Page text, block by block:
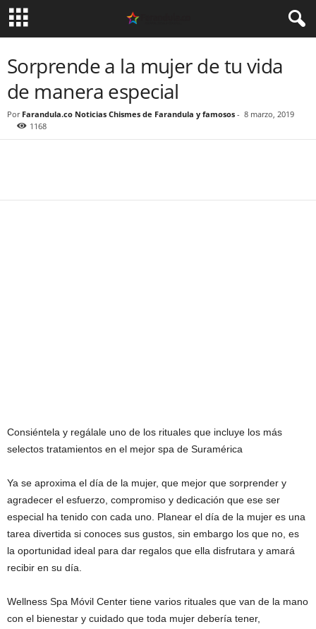
Sorprende a la mujer de tu vida
de manera especial
Por Farandula.co Noticias Chismes de Farandula y famosos - 8 marzo, 2019
1168
Consiéntela y regálale uno de los rituales que incluye los más
selectos tratamientos en el mejor spa de Suramérica
Ya se aproxima el día de la mujer, que mejor que sorprender y
agradecer el esfuerzo, compromiso y dedicación que ese ser
especial ha tenido con cada uno. Planear el día de la mujer es una
tarea divertida si conoces sus gustos, sin embargo los que no, es
la oportunidad ideal para dar regalos que ella disfrutara y amará
recibir en su día.
Wellness Spa Móvil Center tiene varios rituales que van de la mano
con el bienestar y cuidado que toda mujer debería tener,